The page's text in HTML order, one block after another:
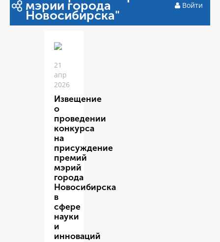
мэрии города
Новосибирска"
Войти
21
апр
2026
Извещение
о
проведении
конкурса
на
присуждение
премий
мэрий
города
Новосибирска
в
сфере
науки
и
инноваций